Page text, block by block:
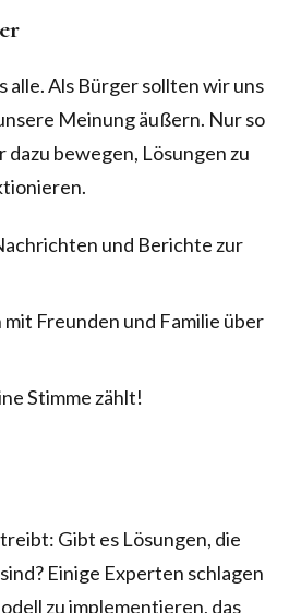
alle. Als Bürger sollten wir uns
Meinung äußern. Nur so
bewegen, Lösungen zu
und Berichte zur
mit Freunden und Familie über
Stimme zählt!
Gibt es Lösungen, die
Einige Experten schlagen
zu implementieren, das